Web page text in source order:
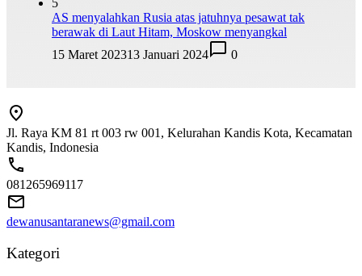
5
AS menyalahkan Rusia atas jatuhnya pesawat tak
berawak di Laut Hitam, Moskow menyangkal
15 Maret 202313 Januari 2024 0
Jl. Raya KM 81 rt 003 rw 001, Kelurahan Kandis Kota, Kecamatan
Kandis, Indonesia
081265969117
dewanusantaranews@gmail.com
Kategori